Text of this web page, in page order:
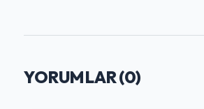
YORUMLAR (0)